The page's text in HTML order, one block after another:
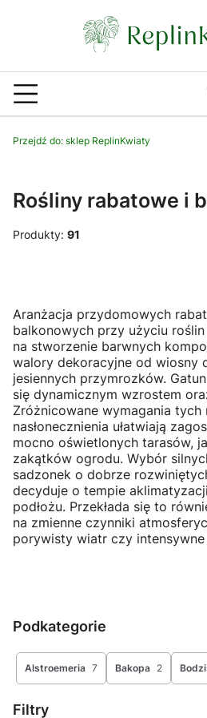
Przejdź do: sklep ReplinKwiaty
Rośliny rabatowe i
Produkty: 91
Aranżacja przydomowych
balkonowych przy użyciu
na stworzenie barwnych
walory dekoracyjne od wiosny
jesiennych przymrozków.
się dynamicznym wzrostem
Zróżnicowane wymagania tych
nasłonecznienia ułatwiają
mocno oświetlonych tarasów,
zakątków ogrodu. Wybór
sadzonek o dobrze
decyduje o tempie
podłożu. Przekłada się to
na zmienne czynniki
porywisty wiatr czy
Podkategorie
Alstroemeria 7 Bakopa 2
Filtry